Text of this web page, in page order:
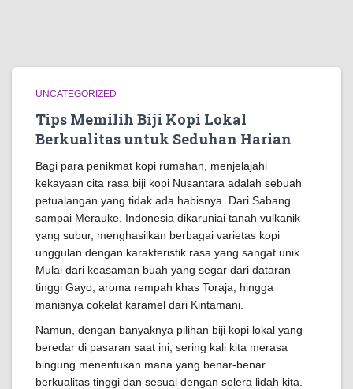
UNCATEGORIZED
Tips Memilih Biji Kopi Lokal
Berkualitas untuk Seduhan Harian
Bagi para penikmat kopi rumahan, menjelajahi
kekayaan cita rasa biji kopi Nusantara adalah sebuah
petualangan yang tidak ada habisnya. Dari Sabang
sampai Merauke, Indonesia dikaruniai tanah vulkanik
yang subur, menghasilkan berbagai varietas kopi
unggulan dengan karakteristik rasa yang sangat unik.
Mulai dari keasaman buah yang segar dari dataran
tinggi Gayo, aroma rempah khas Toraja, hingga
manisnya cokelat karamel dari Kintamani.
Namun, dengan banyaknya pilihan biji kopi lokal yang
beredar di pasaran saat ini, sering kali kita merasa
bingung menentukan mana yang benar-benar
berkualitas tinggi dan sesuai dengan selera lidah kita.